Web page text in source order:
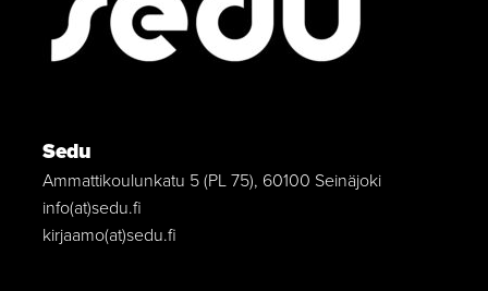
Sedu
Ammattikoulunkatu 5 (PL 75), 60100 Seinäjoki
info(at)sedu.fi
kirjaamo(at)sedu.fi